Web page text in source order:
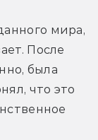
мира,
После
была
что это